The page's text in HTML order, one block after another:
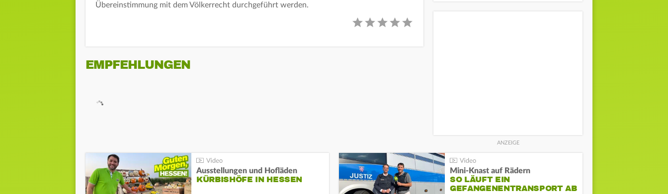
Übereinstimmung mit dem Völkerrecht durchgeführt werden.
EMPFEHLUNGEN
Ausstellungen und Hofläden
KÜRBISHÖFE IN HESSEN
Mini-Knast auf Rädern
SO LÄUFT EIN
GEFANGENENTRANSPORT AB